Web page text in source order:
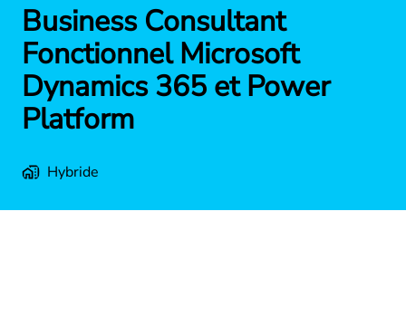
Business Consultant
Fonctionnel Microsoft
Dynamics 365 et Power
Platform
Hybride